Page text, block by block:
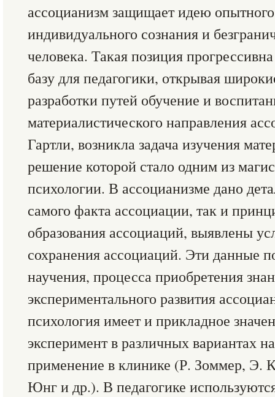
ассоцианизм защищает идею
индивидуального сознания и
человека. Такая позиция
базу для педагогики, открывая
разработки путей обучение и
материалистического направления
Гартли, возникла задача изучения
решение которой стало одним из
психологии. В ассоцианизме дано
самого факта ассоциации, так и
образования ассоциаций, выявлены
сохранения ассоциаций. Эти данные
научения, процесса приобретения
экспериментального развития
психология имеет и прикладное
эксперимент в различных вариантах
применение в клинике (Р. Зоммер, Э.
Юнг и др.). В педагогике